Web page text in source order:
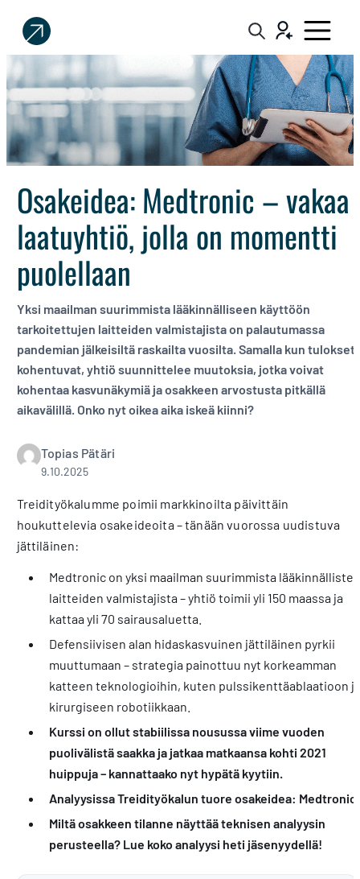
Sijoittaja.fi
Tee
sijoituspäätöksiä
Osakeidea: Medtronic – vakaa
laatuyhtiö, jolla on momentti
puolellaan
Yksi maailman suurimmista lääkinnälliseen käyttöön
tarkoitettujen laitteiden valmistajista on palautumassa
pandemian jälkeisiltä raskailta vuosilta. Samalla kun tulokset
kohentuvat, yhtiö suunnittelee muutoksia, jotka voivat
kohentaa kasvunäkymiä ja osakkeen arvostusta pitkällä
aikavälillä. Onko nyt oikea aika iskeä kiinni?
Topias Pätäri
9.10.2025
Treidityökalumme poimii markkinoilta päivittäin
houkuttelevia osakeideoita – tänään vuorossa uudistuva
jättiläinen:
Medtronic on yksi maailman suurimmista lääkinnällisten
laitteiden valmistajista – yhtiö toimii yli 150 maassa ja
kattaa yli 70 sairausaluetta.
Defensiivisen alan hidaskasvuinen jättiläinen pyrkii
muuttumaan – strategia painottuu nyt korkeamman
katteen teknologioihin, kuten pulssikenttäablaatioon ja
kirurgiseen robotiikkaan.
Kurssi on ollut stabiilissa nousussa viime vuoden
puolivälistä saakka ja jatkaa matkaansa kohti 2021
huippuja – kannattaako nyt hypätä kyytiin.
Analyysissa Treidityökalun tuore osakeidea: Medtronic
Miltä osakkeen tilanne näyttää teknisen analyysin
perusteella? Lue koko analyysi heti jäsenyydellä!